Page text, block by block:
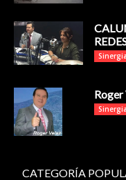
Roger
Sinergia
CATEGORÍA